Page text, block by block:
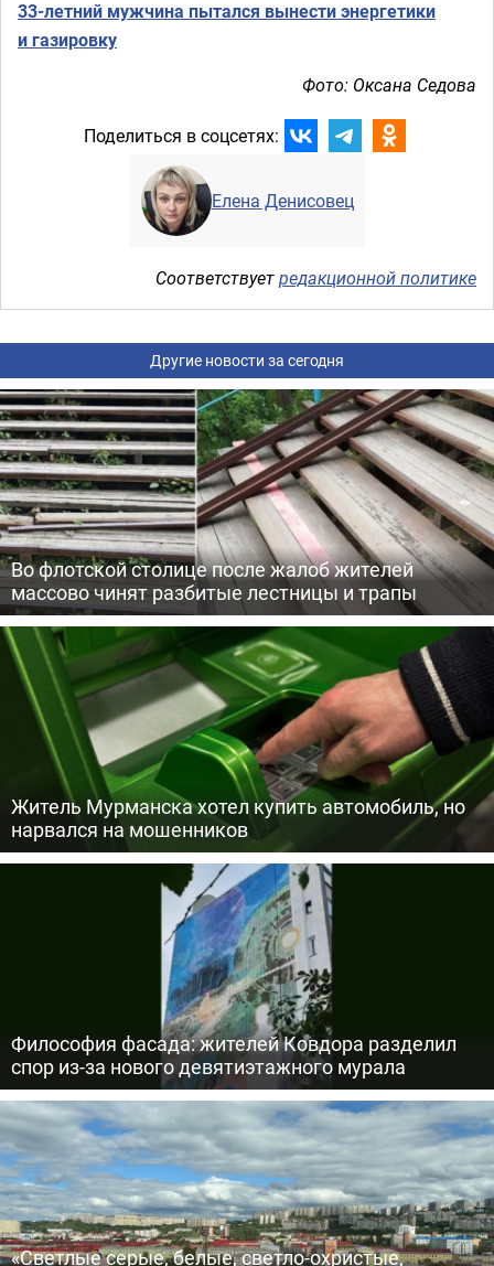
33-летний мужчина пытался вынести энергетики
и газировку
Фото: Оксана Седова
Поделиться в соцсетях:
Елена Денисовец
Соответствуетредакционной политике
Другие новости за сегодня
Во флотской столице после жалоб жителей
массово чинят разбитые лестницы и трапы
Житель Мурманска хотел купить автомобиль, но
нарвался на мошенников
Философия фасада: жителей Ковдора разделил
спор из-за нового девятиэтажного мурала
«Светлые серые, белые, светло-охристые,